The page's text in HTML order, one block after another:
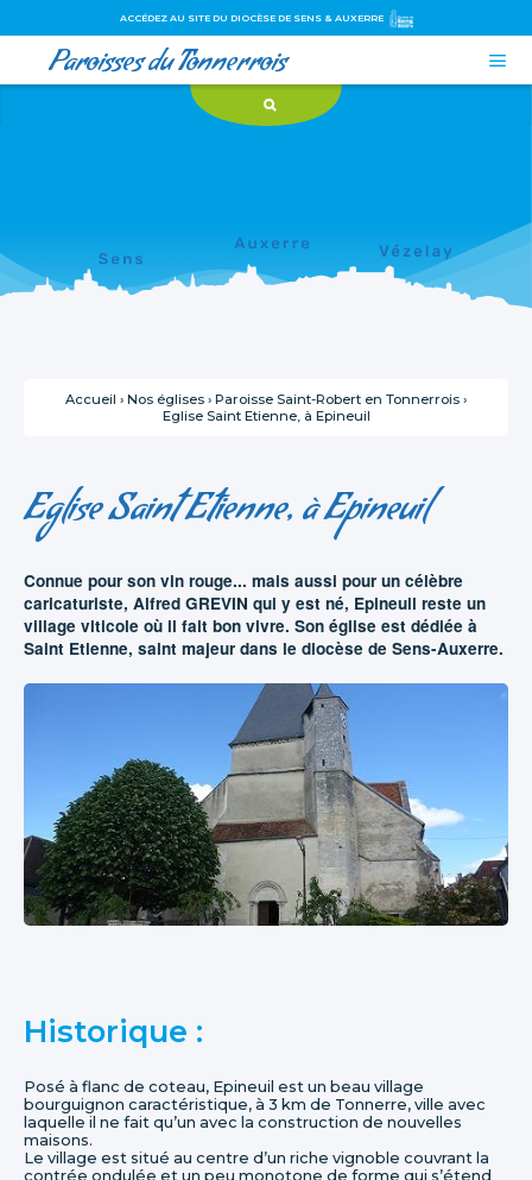
contenu.
ACCÉDEZ AU SITE DU DIOCÈSE DE SENS & AUXERRE
Paroisses du Tonnerrois 
Accueil › Nos églises › Paroisse Saint-Robert en Tonnerrois ›
Eglise Saint Etienne, à Epineuil
Eglise Saint Etienne, à Epineuil
Connue pour son vin rouge... mais aussi pour un célèbre
caricaturiste, Alfred GREVIN qui y est né, Epineuil reste un
village viticole où il fait bon vivre. Son église est dédiée à
Saint Etienne, saint majeur dans le diocèse de Sens-Auxerre.
Historique :
Posé à flanc de coteau, Epineuil est un beau village
bourguignon caractéristique, à 3 km de Tonnerre, ville avec
laquelle il ne fait qu’un avec la construction de nouvelles
maisons.
Le village est situé au centre d’un riche vignoble couvrant la
contrée ondulée et un peu monotone de forme qui s’étend